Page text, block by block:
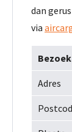
dan
via
Adres